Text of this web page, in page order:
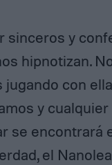
sinceros y
hipnotizan.
con
y
se encontrará
el